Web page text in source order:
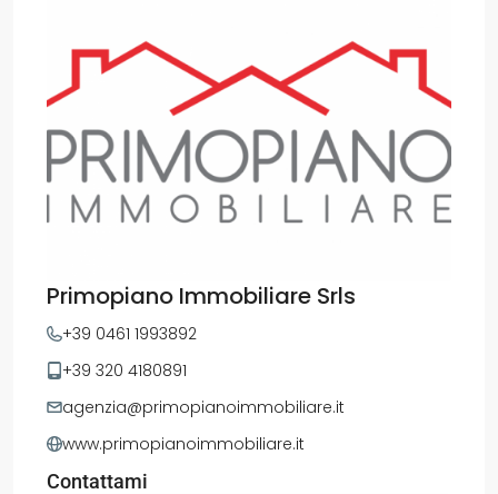
Primopiano Immobiliare Srls
+39 0461 1993892
+39 320 4180891
agenzia@primopianoimmobiliare.it
www.primopianoimmobiliare.it
Contattami